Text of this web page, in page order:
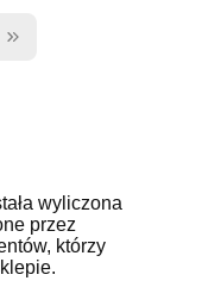
Przejdź do ostatniej
wyliczona
przez
którzy